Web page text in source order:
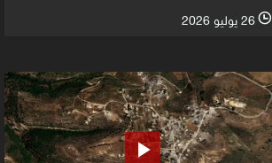
l 26 يوليو 2026